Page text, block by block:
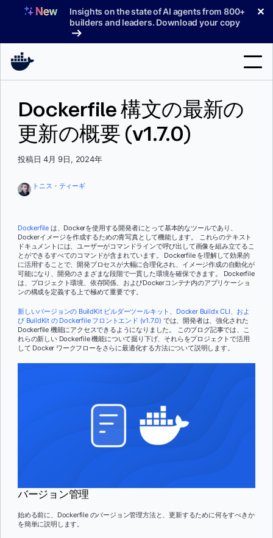
へ
Insights on the state of AI agents from 800+
builders and leaders. Download your copy
✕
製品
ドキュメント
索
サインイン
Dockerfile 構文の最新の
更新の概要 (v1.7.0)
投稿日 4月 9日, 2024年
トニス・ティーギ
Dockerfile は、Dockerを使用する開発者にとって基本的なツールであり、
Dockerイメージを作成するための青写真として機能します。 これらのテキスト
ドキュメントには、ユーザーがコマンドラインで呼び出して画像を組み立てるこ
とができるすべてのコマンドが含まれています。 Dockerfile を理解して効果的
に活用することで、開発プロセスが大幅に合理化され、イメージ作成の自動化が
可能になり、開発のさまざまな段階で一貫した環境を確保できます。 Dockerfile
は、プロジェクト環境、依存関係、およびDockerコンテナ内のアプリケーショ
ンの構成を定義する上で極めて重要です。
新しいバージョンの BuildKit ビルダーツールキット 、 Docker Buildx CLI、 およ
び BuildKit の Dockerfile フロントエンド (v1.7.0) では、開発者は、強化された
Dockerfile 機能にアクセスできるようになりました。 このブログ記事では、こ
れらの新しい Dockerfile 機能について掘り下げ、それらをプロジェクトで活用
して Docker ワークフローをさらに最適化する方法について説明します。
バージョン管理
始める前に、Dockerfile のバージョン管理方法と、更新するために何をすべきか
を簡単に説明します。